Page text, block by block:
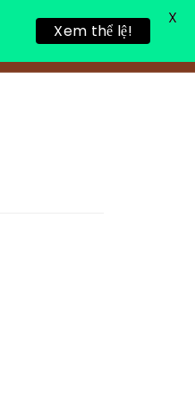
LIÊN HỆXem thể lệ!
X